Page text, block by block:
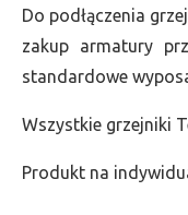
Do podłączenia
zakup armatury
standardowe
Wszystkie grzejniki
Produkt na